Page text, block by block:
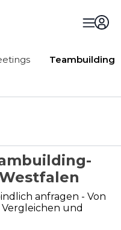
Teambuilding
anfragen - Von
und